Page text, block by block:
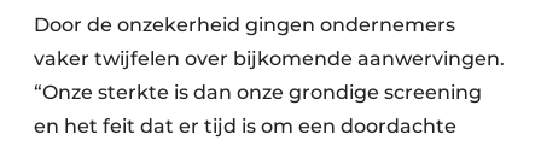
Door de onzekerheid gingen ondernemers
vaker twijfelen over bijkomende aanwervingen.
“Onze sterkte is dan onze grondige screening
en het feit dat er tijd is om een doordachte